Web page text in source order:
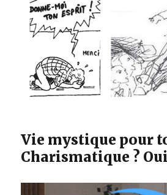
Vie mystique pour
Charismatique ?